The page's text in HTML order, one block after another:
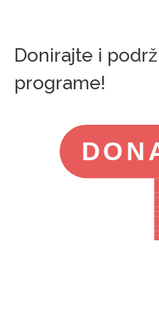
Donirajte i
programe!